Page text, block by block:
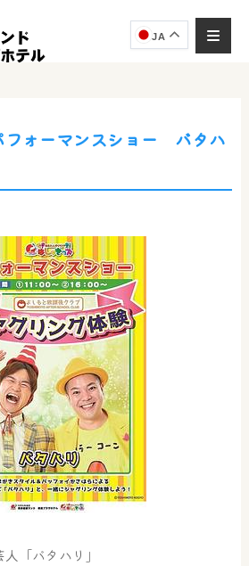
JA
ォーマンスショー バタハ
「バタハリ」
いします。